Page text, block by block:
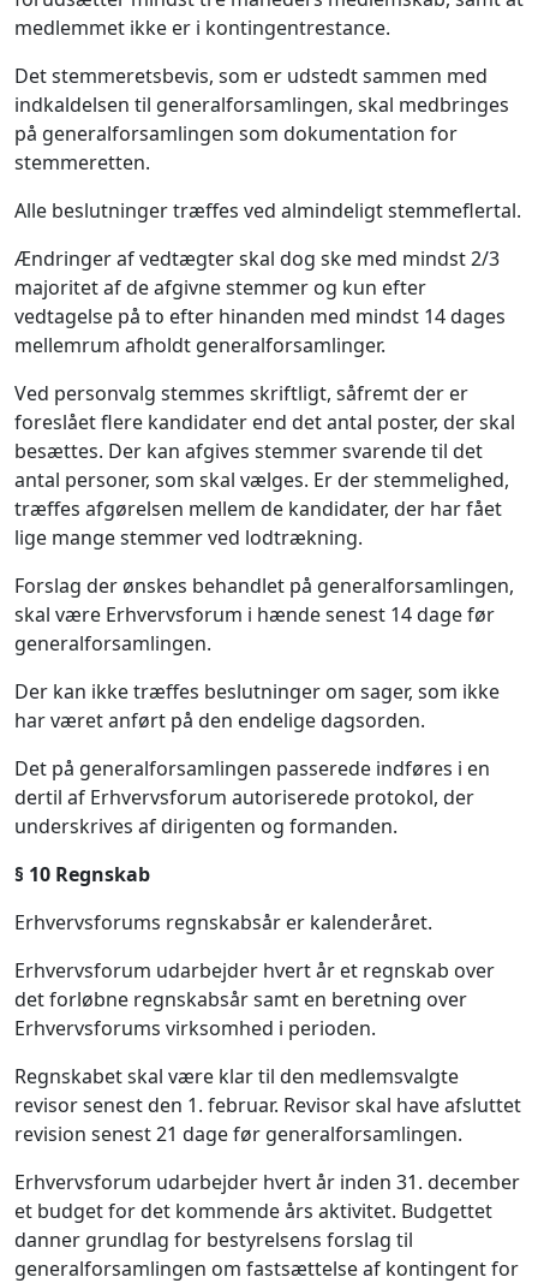
medlemmet ikke er i kontingentrestance.
Det stemmeretsbevis, som er udstedt sammen med
indkaldelsen til generalforsamlingen, skal medbringes
på generalforsamlingen som dokumentation for
stemmeretten.
Alle beslutninger træffes ved almindeligt stemmeflertal.
Ændringer af vedtægter skal dog ske med mindst 2/3
majoritet af de afgivne stemmer og kun efter
vedtagelse på to efter hinanden med mindst 14 dages
mellemrum afholdt generalforsamlinger.
Ved personvalg stemmes skriftligt, såfremt der er
foreslået flere kandidater end det antal poster, der skal
besættes. Der kan afgives stemmer svarende til det
antal personer, som skal vælges. Er der stemmelighed,
træffes afgørelsen mellem de kandidater, der har fået
lige mange stemmer ved lodtrækning.
Forslag der ønskes behandlet på generalforsamlingen,
skal være Erhvervsforum i hænde senest 14 dage før
generalforsamlingen.
Der kan ikke træffes beslutninger om sager, som ikke
har været anført på den endelige dagsorden.
Det på generalforsamlingen passerede indføres i en
dertil af Erhvervsforum autoriserede protokol, der
underskrives af dirigenten og formanden.
§ 10 Regnskab
Erhvervsforums regnskabsår er kalenderåret.
Erhvervsforum udarbejder hvert år et regnskab over
det forløbne regnskabsår samt en beretning over
Erhvervsforums virksomhed i perioden.
Regnskabet skal være klar til den medlemsvalgte
revisor senest den 1. februar. Revisor skal have afsluttet
revision senest 21 dage før generalforsamlingen.
Erhvervsforum udarbejder hvert år inden 31. december
et budget for det kommende års aktivitet. Budgettet
danner grundlag for bestyrelsens forslag til
generalforsamlingen om fastsættelse af kontingent for